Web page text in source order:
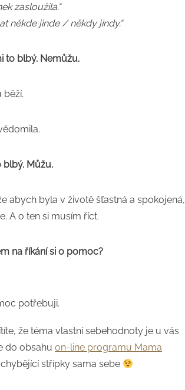
zasloužila.“
někde jinde / někdy jindy.“
to blbý. Nemůžu.
běží.
blbý. Můžu.
abych byla v životě šťastná a spokojená,
A o ten si musím říct.
na říkání si o pomoc?
potřebuji.
že téma vlastní sebehodnoty je u vás
do obsahu on-line programu Mama
střípky sama sebe